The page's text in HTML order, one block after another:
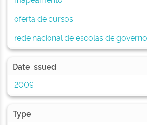
oferta de cursos
rede nacional de escolas de governo
Date issued
2009
Type